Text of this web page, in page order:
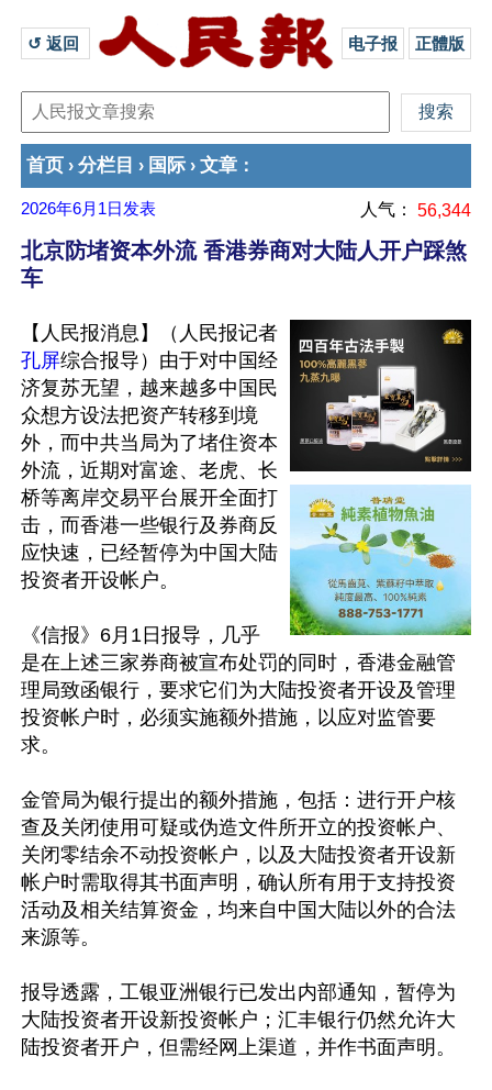
↺ 返回 电子报 正體版
首页 › 分栏目 › 国际 › 文章 ：
2026年6月1日 发表 人气： 56,344
北京防堵资本外流 香港券商对大陆人开户踩煞
车
【人民报消息】（人民报记者
孔屏综合报导）由于对中国经
济复苏无望，越来越多中国民
众想方设法把资产转移到境
外，而中共当局为了堵住资本
外流，近期对富途、老虎、长
桥等离岸交易平台展开全面打
击，而香港一些银行及券商反
应快速，已经暂停为中国大陆
投资者开设帐户。
《信报》6月1日报导，几乎
是在上述三家券商被宣布处罚的同时，香港金融管
理局致函银行，要求它们为大陆投资者开设及管理
投资帐户时，必须实施额外措施，以应对监管要
求。
金管局为银行提出的额外措施，包括：进行开户核
查及关闭使用可疑或伪造文件所开立的投资帐户、
关闭零结余不动投资帐户，以及大陆投资者开设新
帐户时需取得其书面声明，确认所有用于支持投资
活动及相关结算资金，均来自中国大陆以外的合法
来源等。
报导透露，工银亚洲银行已发出内部通知，暂停为
大陆投资者开设新投资帐户；汇丰银行仍然允许大
陆投资者开户，但需经网上渠道，并作书面声明。